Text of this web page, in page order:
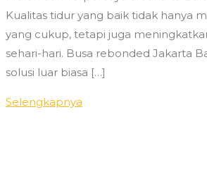
Kualitas tidur yang baik tidak hanya
yang cukup, tetapi juga
sehari-hari. Busa rebonded Jakarta
solusi luar biasa […]
Selengkapnya